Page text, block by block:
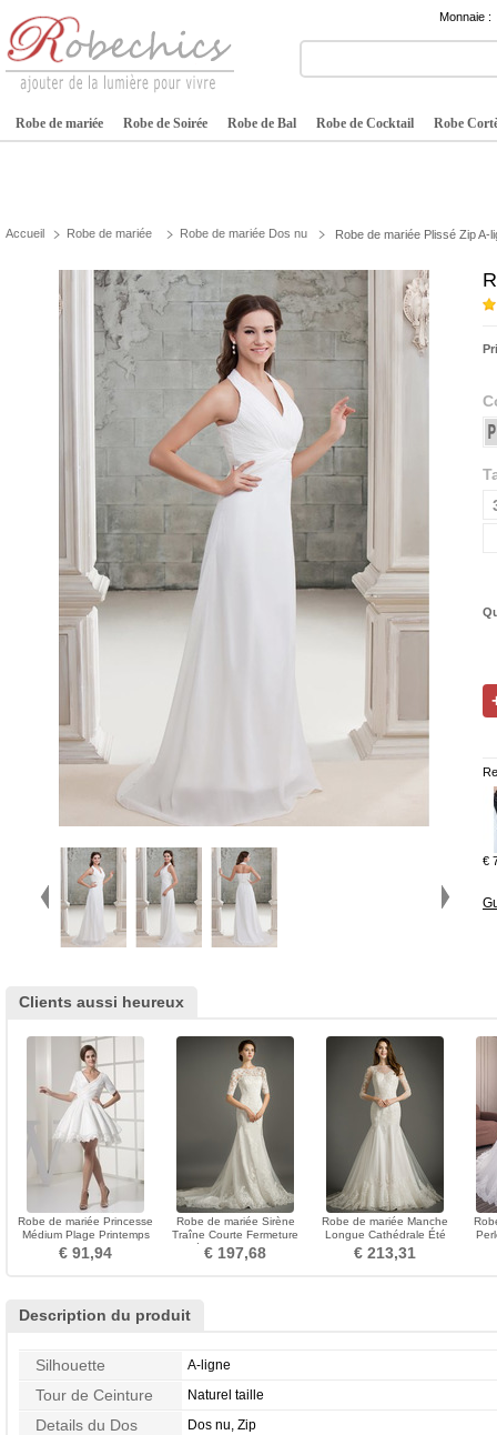
Monnaie :
Robe de mariée Robe de Soirée Robe de Bal Robe de Cocktail Robe
Accueil Robe de mariée Robe de mariée Dos nu Robe de mariée Plissé Zip A-
€
Clients aussi heureux
Robe de mariée Princesse
Médium Plage Printemps
1/2 Manche Manche de T-
shirt
€ 91,94
Robe de mariée Sirène
Traîne Courte Fermeture
éclair Manquant
€ 197,68
Robe de mariée Manche
Longue Cathédrale Été
Naturel taille Zip
€ 213,31
Description du produit
Silhouette A-ligne
Tour de Ceinture Naturel taille
Details du Dos Dos nu, Zip